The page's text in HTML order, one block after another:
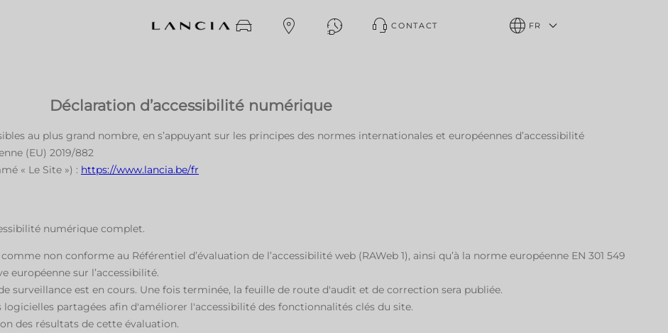
CONTACT FR
Déclaration d’accessibilité numérique
au plus grand nombre, en s’appuyant sur les principes des normes internationales et européennes d’accessibilité
(EU) 2019/882
« Le Site ») : https://www.lancia.be/fr
numérique complet.
non conforme au Référentiel d’évaluation de l’accessibilité web (RAWeb 1), ainsi qu’à la norme européenne EN 301 549
européenne sur l’accessibilité.
surveillance est en cours. Une fois terminée, la feuille de route d'audit et de correction sera publiée.
logicielles partagées afin d'améliorer l'accessibilité des fonctionnalités clés du site.
des résultats de cette évaluation.